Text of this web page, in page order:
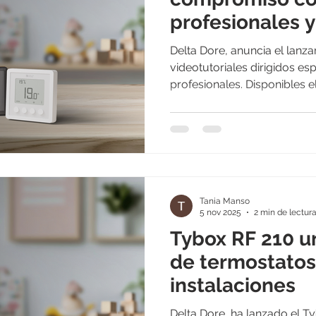
profesionales
serie de
termostato
Delta Dore, anuncia el
videotutoriales dirigidos específicamente a los
profesionales. Disponibles
Tybox RF 210 , el
Tybox RF 210
de
instalaciones
Delta Dore, ha lanzado el
Tania Manso
5 nov 2025
2 min de lectura